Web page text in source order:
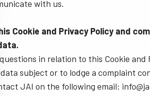
Die ultimative Kombination aus
Farbpräzision und staubfreier
Monochrome und trilineare
mit schnellen Scanraten und
Sweep+ Series
Prismenbasierte R-G-B-, R-G-B/
Wave Series
Einzel­sensor-InGaAs-
with us.
Cookie and Privacy Policy and
questions in relation to this Cookie
data subject or to lodge a complaint
JAI on the following email: